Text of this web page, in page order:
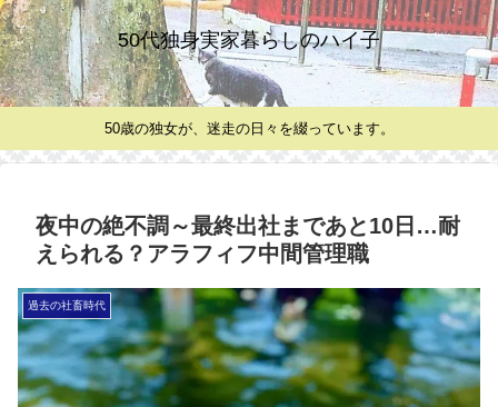
50代独身実家暮らしのハイ子
50歳の独女が、迷走の日々を綴っています。
夜中の絶不調～最終出社まであと10日…耐
えられる？アラフィフ中間管理職
過去の社畜時代